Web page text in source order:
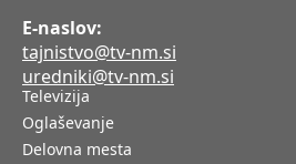
E-naslov:
tajnistvo@tv-nm.si
uredniki@tv-nm.si
Televizija
Oglaševanje
Delovna mesta